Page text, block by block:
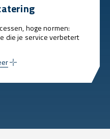
hoge normen:
die je service verbetert